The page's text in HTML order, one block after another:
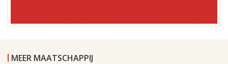
MEER MAATSCHAPPIJ